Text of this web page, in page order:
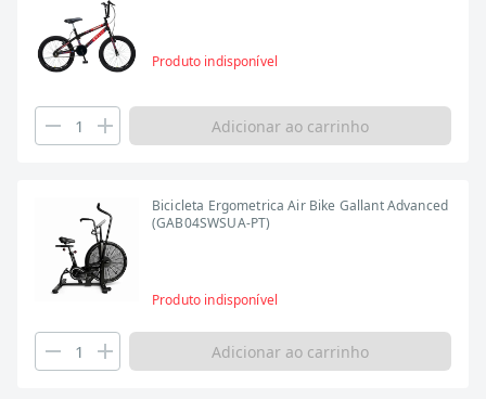
Produto indisponível
Adicionar ao carrinho
Bicicleta Ergometrica Air Bike Gallant Advanced
(GAB04SWSUA-PT)
Produto indisponível
Adicionar ao carrinho